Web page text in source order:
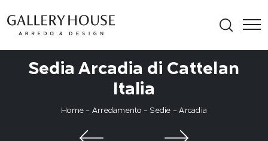
Sedia Arcadia di Cattelan
Italia
Home - Arredamento -Sedie -Arcadia